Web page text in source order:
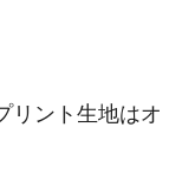
リント生地はオ